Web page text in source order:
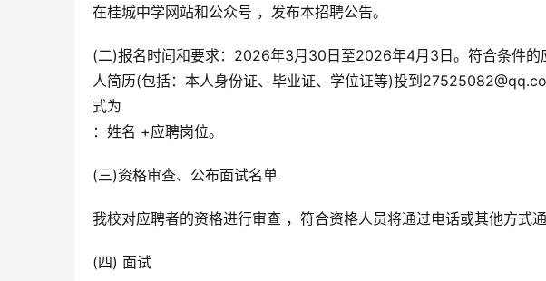
在桂城中学网站和公众号 ，发布本招聘公告。
(二)报名时间和要求：2026年3月30日至2026年4月3日。符合条件的
人简历(包括：本人身份证、毕业证、学位证等)投到
式为
：姓名 +应聘岗位。
(三)资格审查、公布面试名单
我校对应聘者的资格进行审查 ，符合资格人员将通过电话或其他方式通
(四) 面试